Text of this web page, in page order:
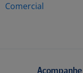
Comercial